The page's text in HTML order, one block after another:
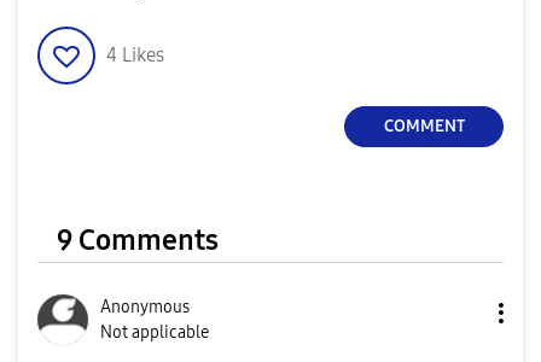
4 Likes
COMMENT
9 Comments
Anonymous
Not applicable